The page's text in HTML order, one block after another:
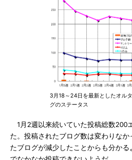
3月18～24日を最新としたオル
グのステータス
1月2週以来続いていた投稿総数200
た。投稿されたブログ数は変わりな
たブログが減少したことからも分か